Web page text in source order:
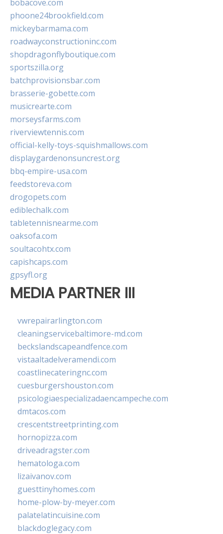
bobacove.com
phoone24brookfield.com
mickeybarmama.com
roadwayconstructioninc.com
shopdragonflyboutique.com
sportszilla.org
batchprovisionsbar.com
brasserie-gobette.com
musicrearte.com
morseysfarms.com
riverviewtennis.com
official-kelly-toys-squishmallows.com
displaygardenonsuncrest.org
bbq-empire-usa.com
feedstoreva.com
drogopets.com
ediblechalk.com
tabletennisnearme.com
oaksofa.com
soultacohtx.com
capishcaps.com
gpsyfl.org
MEDIA PARTNER III
vwrepairarlington.com
cleaningservicebaltimore-md.com
beckslandscapeandfence.com
vistaaltadelveramendi.com
coastlinecateringnc.com
cuesburgershouston.com
psicologiaespecializadaencampeche.com
dmtacos.com
crescentstreetprinting.com
hornopizza.com
driveadragster.com
hematologa.com
lizaivanov.com
guesttinyhomes.com
home-plow-by-meyer.com
palatelatincuisine.com
blackdoglegacy.com